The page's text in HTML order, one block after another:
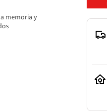
memoria y